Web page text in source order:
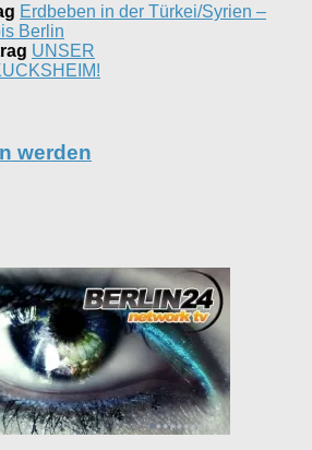
Erdbeben in der Türkei/Syrien –
Berlin
UNSER
werden